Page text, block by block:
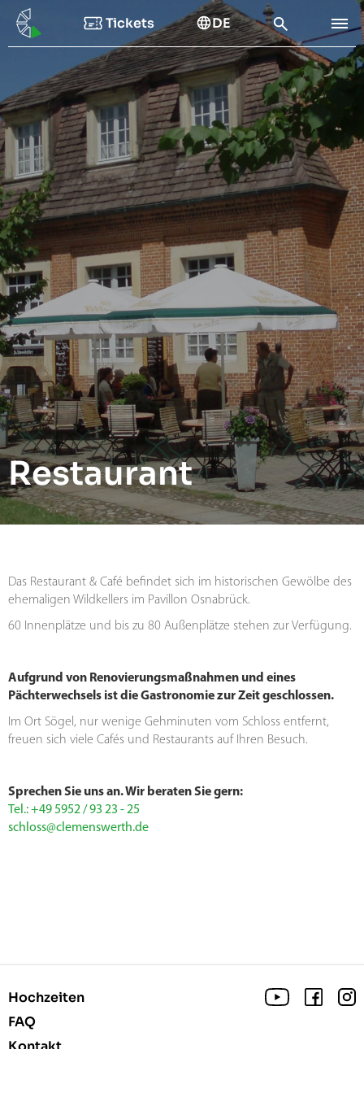
Tickets DE
Restaurant
Das Restaurant & Café befindet sich im historischen Gewölbe des
ehemaligen Wildkellers im Pavillon Osnabrück.
60 Innenplätze und bis zu 80 Außenplätze stehen zur Verfügung.
Aufgrund von Renovierungsmaßnahmen und eines
Pächterwechsels ist die Gastronomie zur Zeit geschlossen.
Im Ort Sögel, nur wenige Gehminuten vom Schloss entfernt,
freuen sich viele Cafés und Restaurants auf Ihren Besuch.
Sprechen Sie uns an. Wir beraten Sie gern:
Tel.: +49 5952 / 93 23 - 25
schloss@clemenswerth.de
Hochzeiten
FAQ
Kontakt